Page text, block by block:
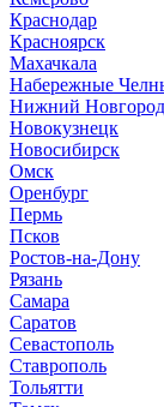
Краснодар
Красноярск
Махачкала
Набережные
Нижний Новгород
Новокузнецк
Новосибирск
Омск
Оренбург
Пермь
Псков
Ростов-на-Дону
Рязань
Самара
Саратов
Севастополь
Ставрополь
Тольятти